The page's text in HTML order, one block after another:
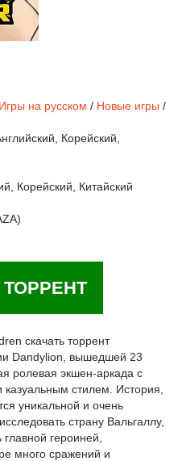
Игры на русском / Новые игры /
Корейский,
Корейский, Китайский
скачать торрент
Dandylion, вышедшей 23
ролевая экшен-аркада с
стилем. История,
уникальной и очень
страну Вальгаллу,
героиней,
много сражений и